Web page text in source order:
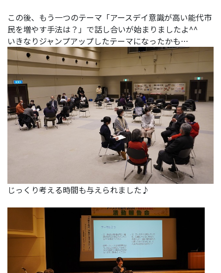
この後、もう一つのテーマ「アースデイ意識が高い能代市
民を増やす手法は？」で話し合いが始まりましたよ^^
いきなりジャンプアップしたテーマになったかも…
じっくり考える時間も与えられました♪